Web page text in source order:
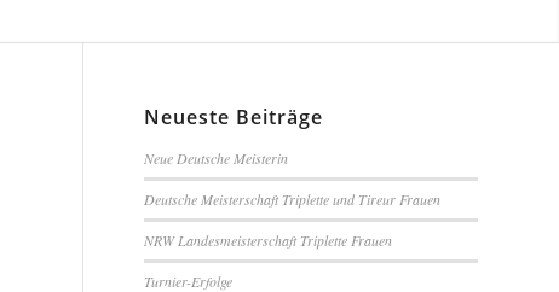
Neueste Beiträge
Neue Deutsche Meisterin
Deutsche Meisterschaft Triplette und Tireur Frauen
NRW Landesmeisterschaft Triplette Frauen
Turnier-Erfolge